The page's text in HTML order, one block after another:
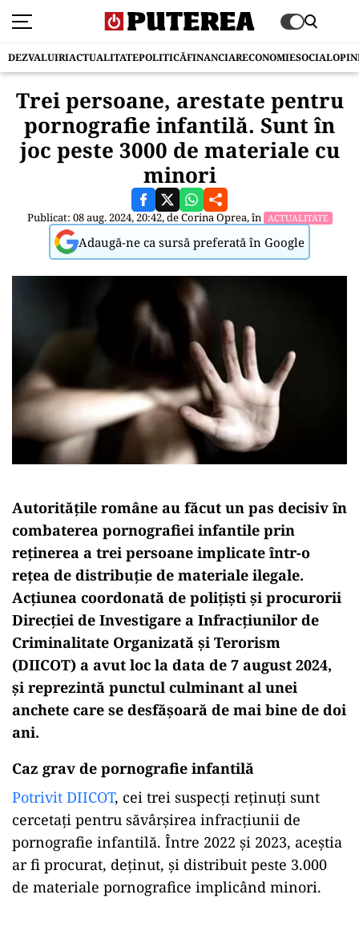
DEZVALUIRIACTUALITATEPOLITICĂFINANCIARECONOMIESOCIAL
Trei persoane, arestate pentru
pornografie infantilă. Sunt în
joc peste 3000 de materiale cu
minori
Publicat: 08 aug. 2024, 20:42, deCorina Oprea, în ACTUALITATE
Adaugă-ne ca sursă preferată în Google
Autoritățile române au făcut un pas decisiv în
combaterea pornografiei infantile prin
reținerea a trei persoane implicate într-o
rețea de distribuție de materiale ilegale.
Acțiunea coordonată de polițiști și procurorii
Direcției de Investigare a Infracțiunilor de
Criminalitate Organizată și Terorism
(DIICOT) a avut loc la data de 7 august 2024,
și reprezintă punctul culminant al unei
anchete care se desfășoară de mai bine de doi
ani.
Caz grav de pornografie infantilă
Potrivit DIICOT, cei trei suspecți reținuți sunt
cercetați pentru săvârșirea infracțiunii de
pornografie infantilă. Între 2022 și 2023, aceștia
ar fi procurat, deținut, și distribuit peste 3.000
de materiale pornografice implicând minori.